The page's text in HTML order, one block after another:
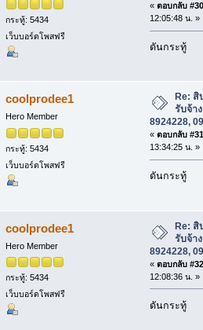
กระทู้: 5434
เว็บบอร์ดโพสฟรี
« ตอบกลับ
12:05:48 น. »
ดันกระทู้
coolprodee1
Hero Member
กระทู้: 5434
เว็บบอร์ดโพสฟรี
Re: สิ
รับจ้า
8924228,
« ตอบกลับ
13:34:25 น. »
ดันกระทู้
coolprodee1
Hero Member
กระทู้: 5434
เว็บบอร์ดโพสฟรี
Re: สิ
รับจ้า
8924228,
« ตอบกลับ
12:08:36 น. »
ดันกระทู้